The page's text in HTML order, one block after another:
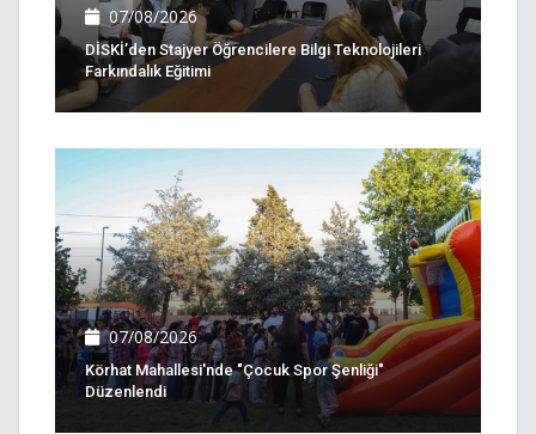
07/08/2026
DİSKİ’den Stajyer Öğrencilere Bilgi Teknolojileri
Farkındalık Eğitimi
07/08/2026
Körhat Mahallesi'nde "Çocuk Spor Şenliği"
Düzenlendi